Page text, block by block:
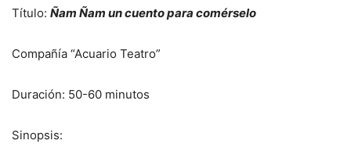
Título: Ñam Ñam un cuento para comérselo
Compañía “Acuario Teatro”
Duración: 50-60 minutos
Sinopsis: